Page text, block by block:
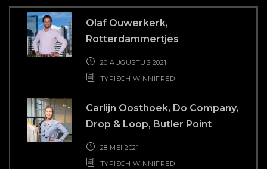
Olaf Ouwerkerk,
Rotterdammertjes
20 AUGUSTUS 2021
TYPISCH WINNIFRED
Carlijn Oosthoek, Do Company,
Drop & Loop, Butler Point
28 MEI 2021
TYPISCH WINNIFRED